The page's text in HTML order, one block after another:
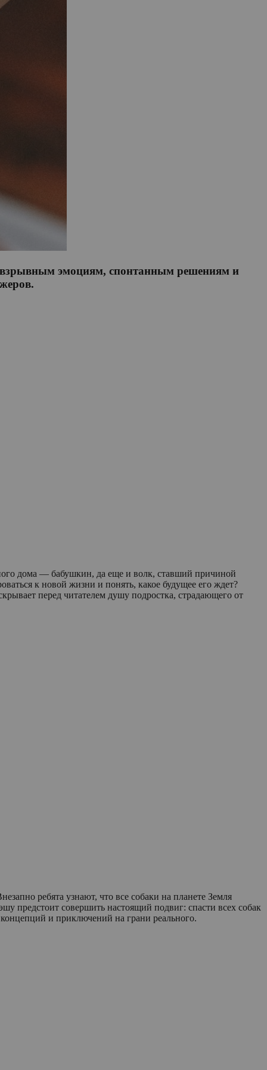
взрывным эмоциям, спонтанным решениям и
дома — бабушкин, да еще и волк, ставший причиной
к новой жизни и понять, какое будущее его ждет?
перед читателем душу подростка, страдающего от
ребята узнают, что все собаки на планете Земля
совершить настоящий подвиг: спасти всех собак
и приключений на грани реального.